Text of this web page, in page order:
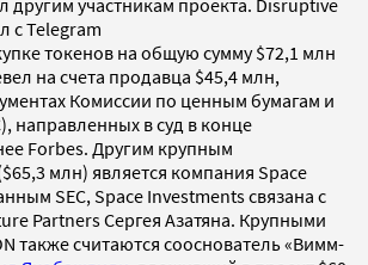
с Telegram
токенов на общую сумму $72,1 млн
на счета продавца $45,4 млн,
Комиссии по ценным бумагам и
направленных в суд в конце
Forbes. Другим крупным
млн) является компания Space
SEC, Space Investments связана с
Partners Сергея Азатяна. Крупными
также считаются сооснователь «Вимм-